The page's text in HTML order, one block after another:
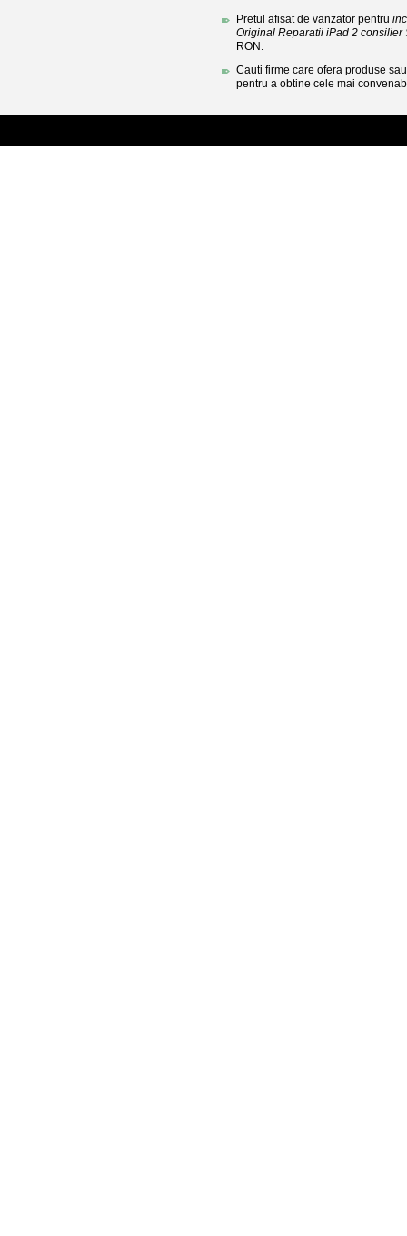
Pretul afisat de vanzator pentru
Original Reparatii iPad 2 consilier
RON.
Cauti firme care ofera produse
pentru a obtine cele mai